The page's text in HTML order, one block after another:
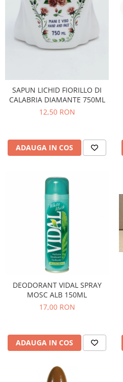
SAPUN LICHID FIORILLO DI
CALABRIA DIAMANTE 750ML
12,50 RON
ADAUGA IN COS
DEODORANT VIDAL SPRAY
MOSC ALB 150ML
17,00 RON
ADAUGA IN COS